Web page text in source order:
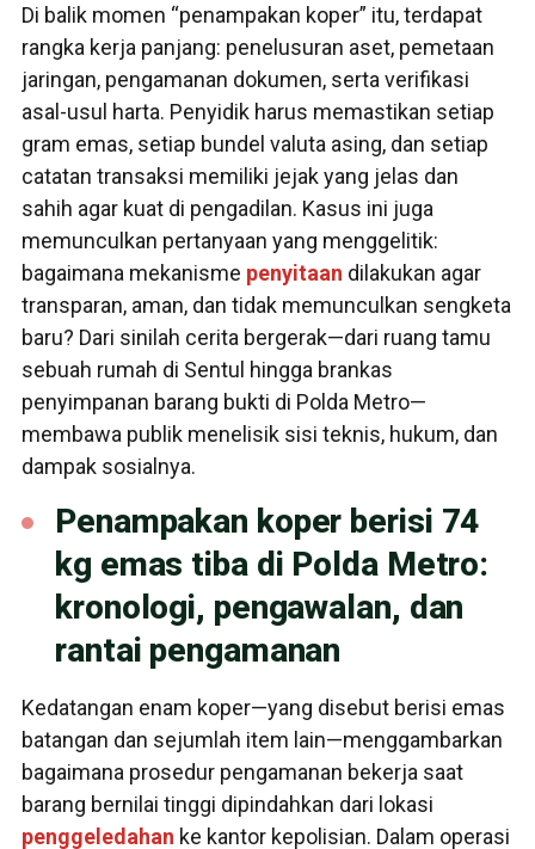
Di balik momen “penampakan koper” itu, terdapat
rangka kerja panjang: penelusuran aset, pemetaan
jaringan, pengamanan dokumen, serta verifikasi
asal-usul harta. Penyidik harus memastikan setiap
gram emas, setiap bundel valuta asing, dan setiap
catatan transaksi memiliki jejak yang jelas dan
sahih agar kuat di pengadilan. Kasus ini juga
memunculkan pertanyaan yang menggelitik:
bagaimana mekanisme penyitaan dilakukan agar
transparan, aman, dan tidak memunculkan sengketa
baru? Dari sinilah cerita bergerak—dari ruang tamu
sebuah rumah di Sentul hingga brankas
penyimpanan barang bukti di Polda Metro—
membawa publik menelisik sisi teknis, hukum, dan
dampak sosialnya.
Penampakan koper berisi 74
kg emas tiba di Polda Metro:
kronologi, pengawalan, dan
rantai pengamanan
Kedatangan enam koper—yang disebut berisi emas
batangan dan sejumlah item lain—menggambarkan
bagaimana prosedur pengamanan bekerja saat
barang bernilai tinggi dipindahkan dari lokasi
penggeledahan ke kantor kepolisian. Dalam operasi